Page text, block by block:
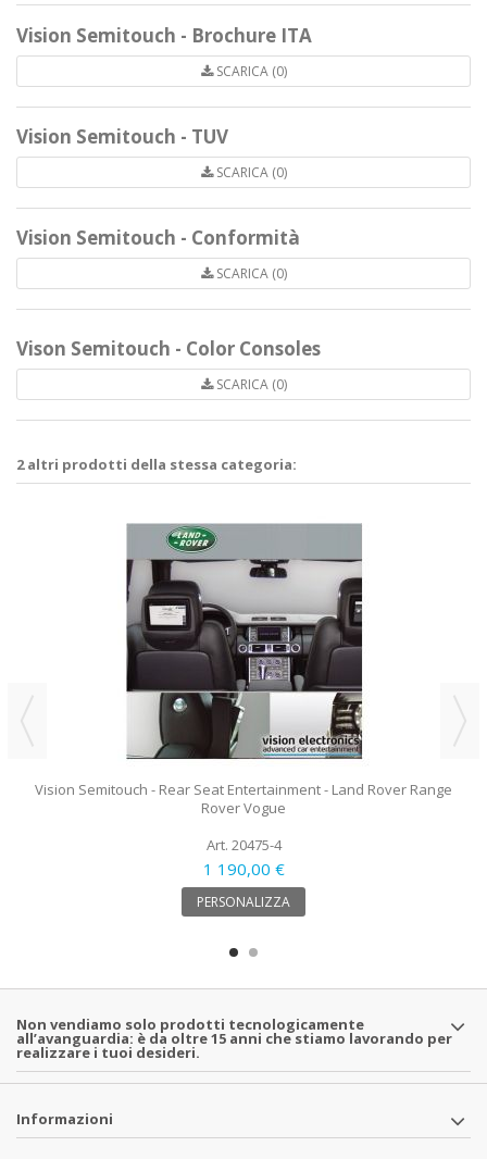
Vision Semitouch - Brochure ITA
SCARICA (0)
Vision Semitouch - TUV
SCARICA (0)
Vision Semitouch - Conformità
SCARICA (0)
Vison Semitouch - Color Consoles
SCARICA (0)
2 altri prodotti della stessa categoria:
Vision Semitouch - Rear Seat Entertainment - Land Rover Range
Rover Vogue
Art. 20475-4
1 190,00 €
PERSONALIZZA
Non vendiamo solo prodotti tecnologicamente
all’avanguardia: è da oltre 15 anni che stiamo lavorando per
realizzare i tuoi desideri.
Informazioni